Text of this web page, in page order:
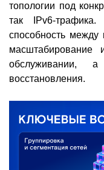
топологии под
так IPv6-
способность между
масштабирование
обслуживании,
восстановления.